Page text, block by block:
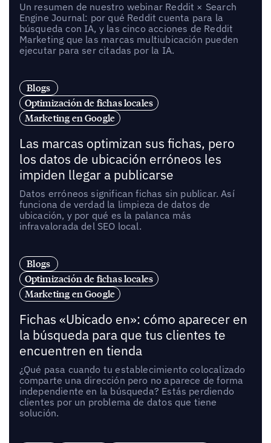
Un resumen de nuestro webinar Reddit × Search
Engine Journal: por qué Reddit cuenta para la
búsqueda con IA, y las cinco acciones de Reddit
Marketing que las marcas multiubicación pueden
ejecutar para ser citadas por la IA.
Blogs
Optimización de fichas locales
Marketing en Google
Las marcas optimizan sus fichas, pero
los datos de ubicación erróneos les
impiden llegar a publicarse
Datos erróneos significan fichas sin publicar. Así
funciona de verdad la limpieza de datos de
ubicación, y por qué es la palanca más
infravalorada del SEO local.
Blogs
Optimización de fichas locales
Marketing en Google
Fichas «Ubicado en»: cómo aparecer en
la búsqueda para que tus clientes te
encuentren en tienda
¿Qué pasa cuando tu establecimiento colocalizado
comparte una dirección pero no aparece de forma
independiente en la búsqueda? Estás perdiendo
clientes por un problema de datos que tiene
solución.